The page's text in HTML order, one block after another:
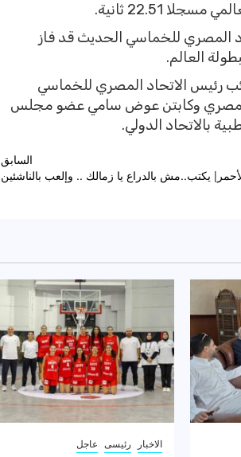
22.51 ثانية.
المصري للخماسي الحديث قد فاز
العالم.
رئيس الاتحاد المصري للخماسي
المصري وكابتن عوض سامي عضو مجلس
بالاتحاد الدولي.
السابق
يكتب..مش بالدراع يا زمالك .. وإلعب بالناشئين
الاخبار رئيسى عاجل